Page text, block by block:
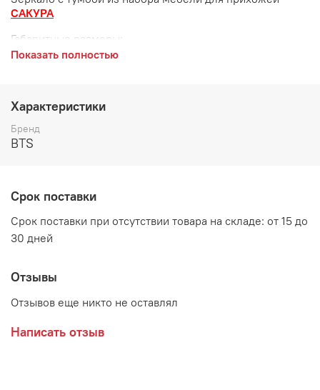
САКУРА
Габаритные размеры:
высота 2197 мм
Цвет:
Производитель:
Показать полностью
Характеристики
Бренд
BTS
Срок поставки
Срок поставки при отсутствии товара на складе: от 15 до
30 дней
Отзывы
Отзывов еще никто не оставлял
Написать отзыв